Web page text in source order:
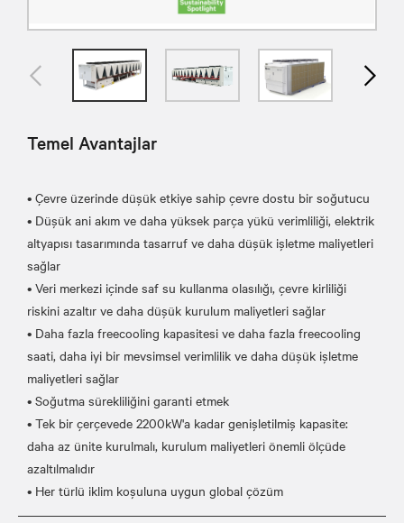
Temel Avantajlar
• Çevre üzerinde düşük etkiye sahip çevre dostu bir soğutucu
• Düşük ani akım ve daha yüksek parça yükü verimliliği, elektrik
altyapısı tasarımında tasarruf ve daha düşük işletme maliyetleri
sağlar
• Veri merkezi içinde saf su kullanma olasılığı, çevre kirliliği
riskini azaltır ve daha düşük kurulum maliyetleri sağlar
• Daha fazla freecooling kapasitesi ve daha fazla freecooling
saati, daha iyi bir mevsimsel verimlilik ve daha düşük işletme
maliyetleri sağlar
• Soğutma sürekliliğini garanti etmek
• Tek bir çerçevede 2200kW'a kadar genişletilmiş kapasite:
daha az ünite kurulmalı, kurulum maliyetleri önemli ölçüde
azaltılmalıdır